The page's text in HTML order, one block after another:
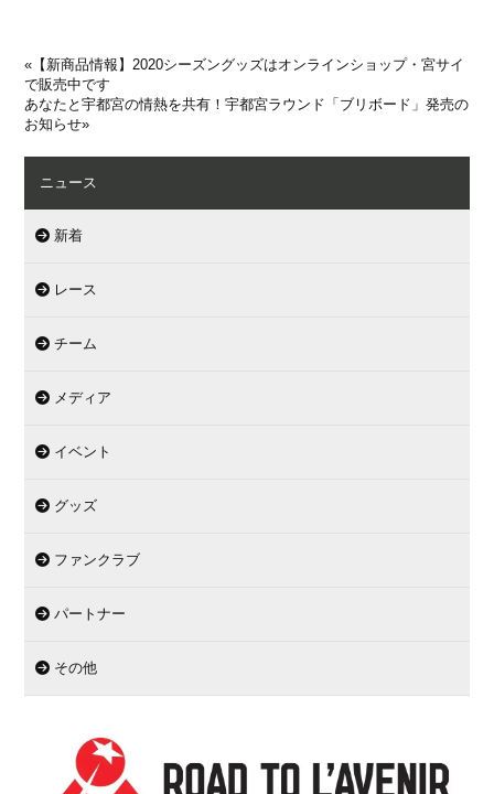
« 【新商品情報】2020シーズングッズはオンラインショップ・宮サイ
で販売中です
あなたと宇都宮の情熱を共有！宇都宮ラウンド「ブリボード」発売の
お知らせ»
ニュース
新着
レース
チーム
メディア
イベント
グッズ
ファンクラブ
パートナー
その他